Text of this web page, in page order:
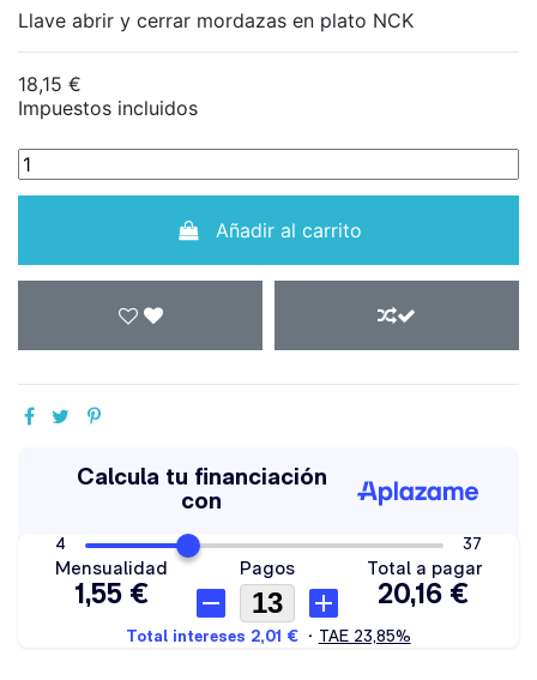
Llave abrir y cerrar mordazas en plato NCK
18,15 €
Impuestos incluidos
Añadir al carrito